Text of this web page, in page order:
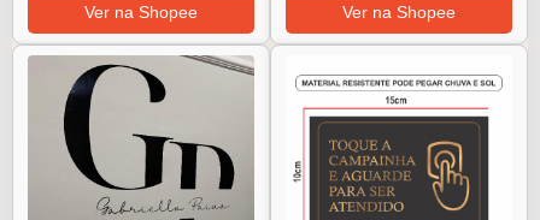
Ver na Shopee Ver na Shopee